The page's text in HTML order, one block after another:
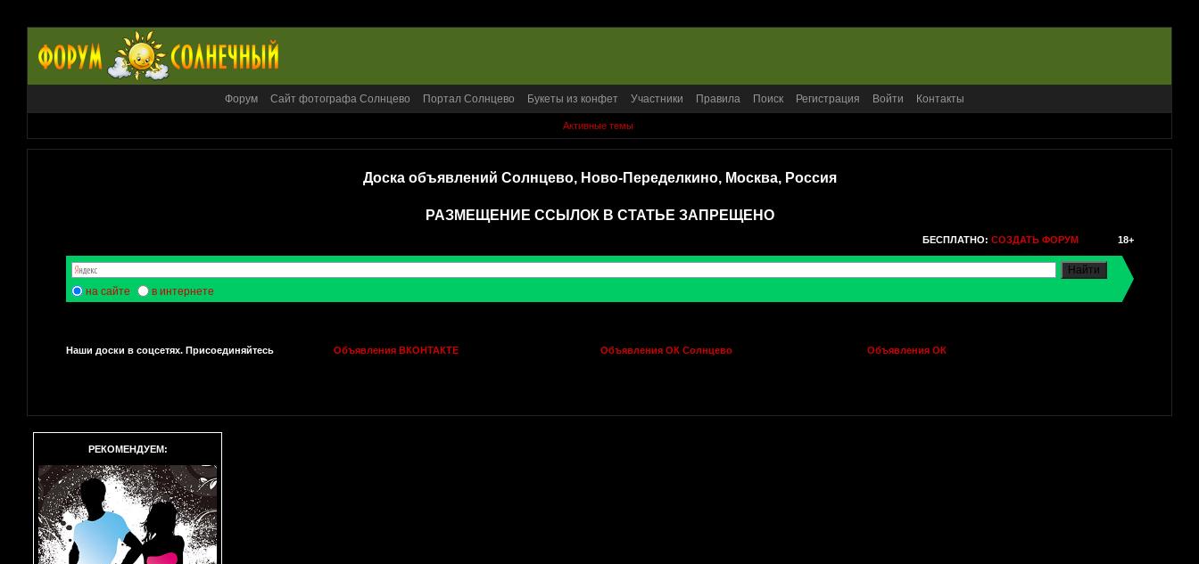
Форум Сайт фотографа Солнцево Портал Солнцево Букеты из конфет Участники Правила Поиск Регистрация Войти Контакты
Активные темы
Доска объявлений Солнцево, Ново-Переделкино, Москва, Россия
РАЗМЕЩЕНИЕ ССЫЛОК В СТАТЬЕ ЗАПРЕЩЕНО
БЕСПЛАТНО: СОЗДАТЬ ФОРУМ 18+
на сайте в интернете
Наши доски в соцсетях. Присоединяйтесь Объявления ВКОНТАКТЕ Объявления ОК Солнцево Объявления ОК
РЕКОМЕНДУЕМ: